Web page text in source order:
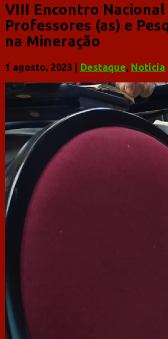
VIII Encontro Nacional
Professores (as) e
na Mineração
1 agosto, 2023 Destaque, Notícia